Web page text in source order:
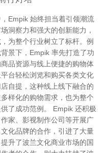
Empik 始终担当着引领潮流
洞察力和强大的创新能力，
为整个行业树立了标杆。例
景下，Empik 率先打造了功
品资源与线上便捷的购物体
台轻松浏览和购买各类文化
自提，这种线上线下融合的
样化的购物需求，也为整个
了成功范例。 Empik 还积极
家、影视制作公司等开展广
化品牌的合作，引进了大量
升了波兰文化商业市场的国